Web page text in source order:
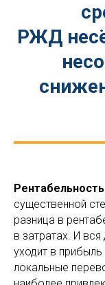
РЖД
Рентабельность
существенной
разница в
в затратах. И
уходит в
локальные